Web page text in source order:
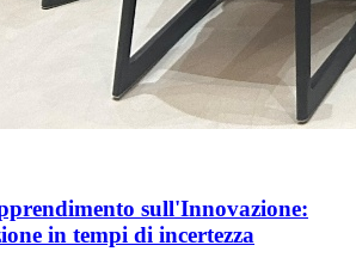
sull'Innovazione:
in tempi di incertezza